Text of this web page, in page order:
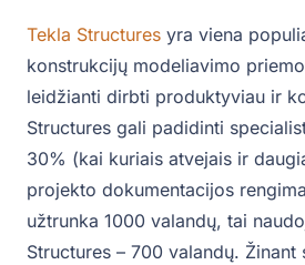
Tekla Structures yra viena
konstrukcijų modeliavimo
leidžianti dirbti produktyviau ir
Structures gali padidinti
30% (kai kuriais atvejais ir
projekto dokumentacijos
užtrunka 1000 valandų, tai
Structures – 700 valandų. Žinant